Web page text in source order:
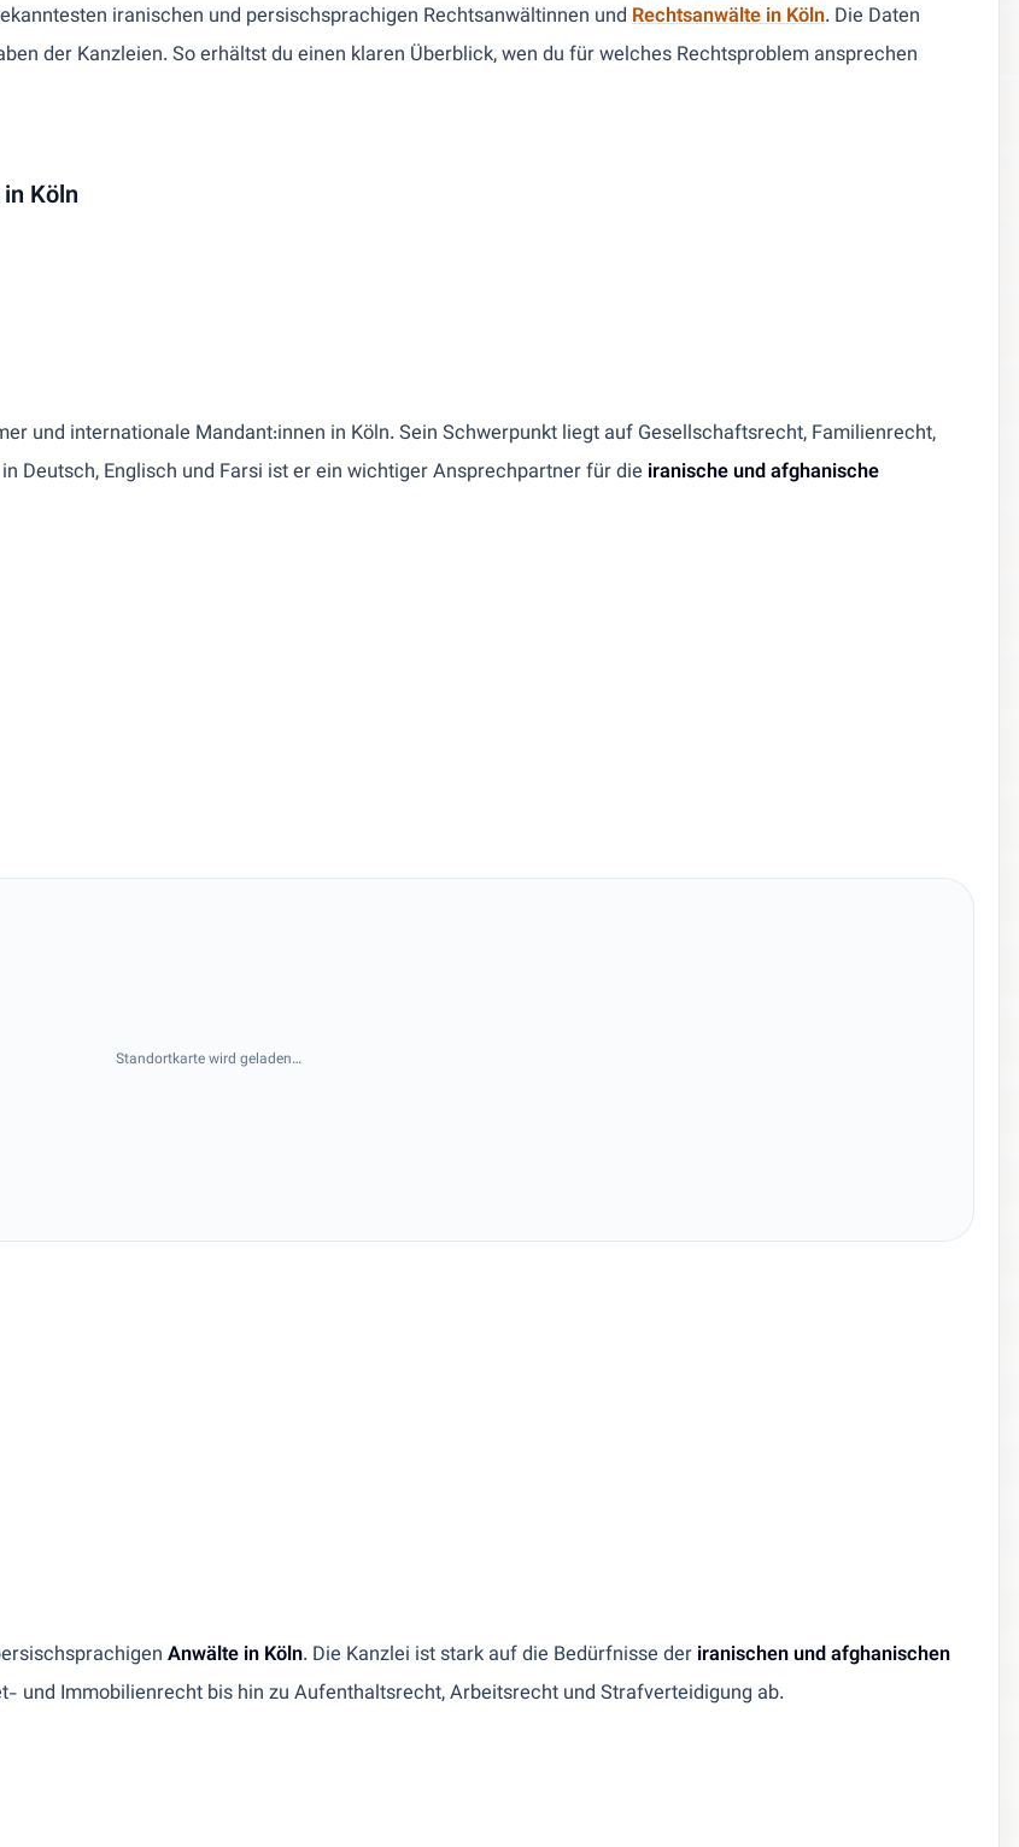
iranischen und persischsprachigen Rechtsanwältinnen undRechtsanwälte in Köln. Die Daten
der Kanzleien. So erhältst du einen klaren Überblick, wen du für welches Rechtsproblem ansprechen
Köln
und internationale Mandant:innen in Köln. Sein Schwerpunkt liegt auf Gesellschaftsrecht, Familienrecht,
Deutsch, Englisch und Farsi ist er ein wichtiger Ansprechpartner für die iranische und afghanische
Standortkarte wird geladen…
Anwälte in Köln. Die Kanzlei ist stark auf die Bedürfnisse deriranischen und afghanischen
und Immobilienrecht bis hin zu Aufenthaltsrecht, Arbeitsrecht und Strafverteidigung ab.